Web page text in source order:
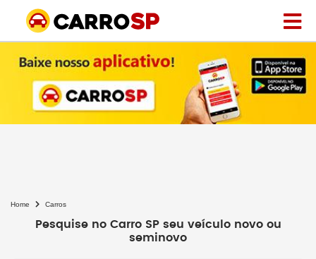
Home Carros
Pesquise no Carro SP seu veículo novo ou
seminovo